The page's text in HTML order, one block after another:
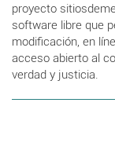
proyecto
software libre que
modificación, en
acceso abierto al
verdad y justicia.